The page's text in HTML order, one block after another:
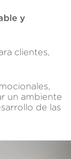
y
clientes,
un ambiente
de las